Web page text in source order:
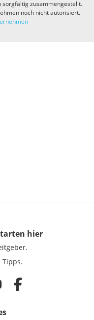
sorgfältig zusammengestellt.
noch nicht autorisiert.
hier
Tipps.